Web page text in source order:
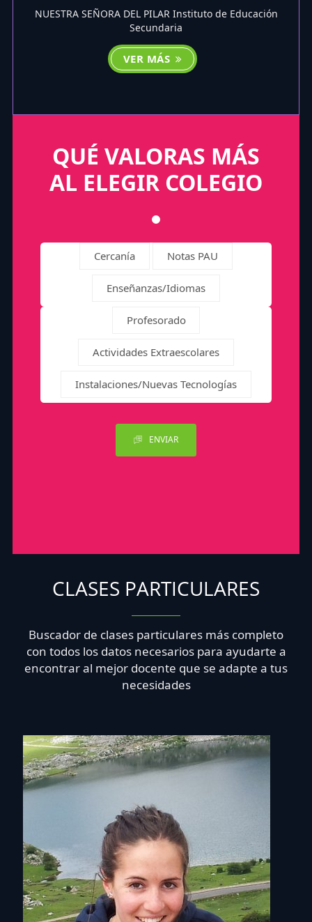
NUESTRA SEÑORA DEL PILAR Instituto de Educación
Secundaria
VER MÁS
QUÉ VALORAS MÁS
AL ELEGIR COLEGIO
Cercanía Notas PAU
Enseñanzas/Idiomas
Profesorado
Actividades Extraescolares
Instalaciones/Nuevas Tecnologías
ENVIAR
CLASES PARTICULARES
Buscador de clases particulares más completo
con todos los datos necesarios para ayudarte a
encontrar al mejor docente que se adapte a tus
necesidades